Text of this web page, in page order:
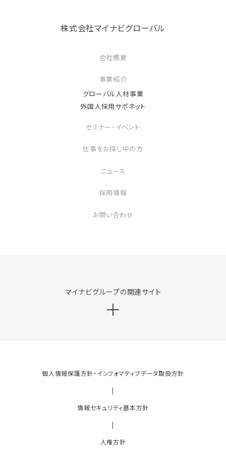
株式会社マイナビグローバル
会社概要
事業紹介
グローバル人材事業
外国人採用サポネット
セミナー・イベント
仕事をお探し中の方
ニュース
採用情報
お問い合わせ
マイナビグループの関連サイト
個人情報保護方針・インフォマティブデータ取扱方針
|
情報セキュリティ基本方針
|
人権方針